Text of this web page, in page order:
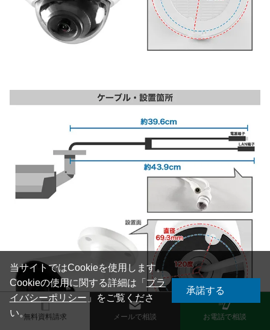
無料資料請求 メールで相談 お電話で相談
当サイトではCookieを使用します。
Cookieの使用に関する詳細は「 プラ
イバシーポリシー 」をご覧くださ
い。
承諾する